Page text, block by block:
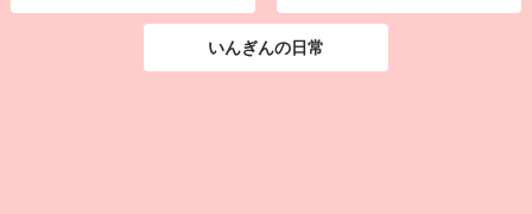
いんぎんの日常